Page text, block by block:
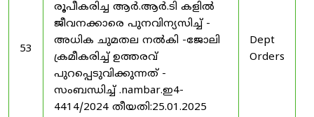
53
രൂപീകരിച്ച ആർ.ആർ.ടി കളിൽ
ജീവനക്കാരെ പുനവിന്യസിച്ച് -
അധിക ചുമതല നൽകി -ജോലി
ക്രമീകരിച്ച് ഉത്തരവ്
പുറപ്പെടുവിക്കുന്നത് -
സംബന്ധിച്ച് .nambar.ഇ4-
4414/2024 തീയതി:25.01.2025
Dept
Orders